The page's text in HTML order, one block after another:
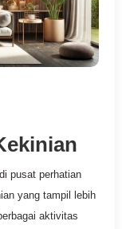
pusat perhatian
yang tampil lebih
aktivitas